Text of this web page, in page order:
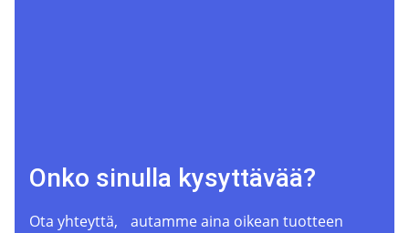
Onko sinulla kysyttävää?
Ota yhteyttä, autamme aina oikean tuotteen